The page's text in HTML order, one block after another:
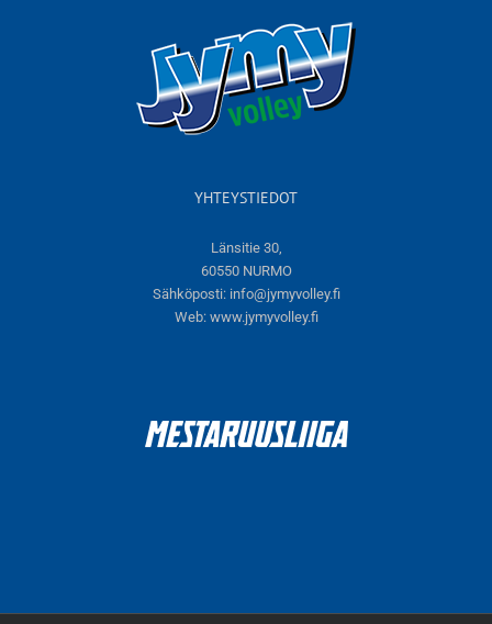
YHTEYSTIEDOT
Länsitie 30,
60550 NURMO
Sähköposti: info@jymyvolley.fi
Web: www.jymyvolley.fi